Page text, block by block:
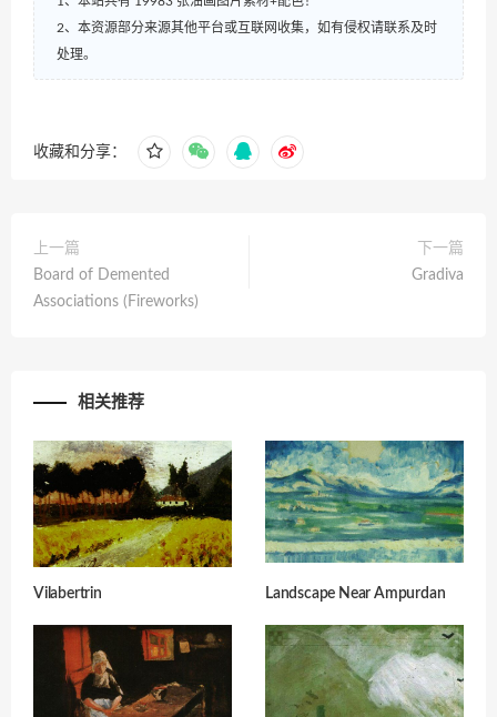
2、本资源部分来源其他平台或互联网收集，如有侵权请联系及时
处理。
收藏和分享：
上一篇
Board of Demented
Associations (Fireworks)
下一篇
Gradiva
相关推荐
Vilabertrin Landscape Near Ampurdan